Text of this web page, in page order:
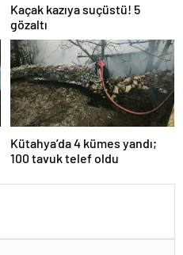
Kaçak kazıya suçüstü! 5
gözaltı
Kütahya’da 4 kümes yandı;
100 tavuk telef oldu